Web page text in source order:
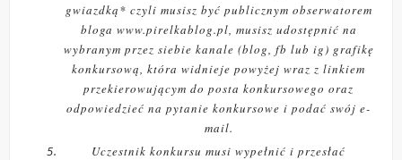
gwiazdką* czyli musisz być publicznym obserwatorem
bloga www.pirelkablog.pl, musisz udostępnić na
wybranym przez siebie kanale (blog, fb lub ig) grafikę
konkursową, która widnieje powyżej wraz z linkiem
przekierowującym do posta konkursowego oraz
odpowiedzieć na pytanie konkursowe i podać swój e-
mail.
Uczestnik konkursu musi wypełnić i przesłać